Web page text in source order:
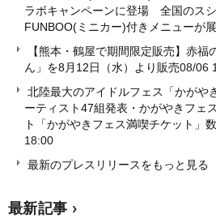
ラボキャンペーンに登場 全国のス
FUNBOO(ミニカー)付きメニューが
【熊本・鶴屋で期間限定販売】赤
ん」を8月12日（水）より販売08/06
北陸最大のアイドルフェス「かがや
ーティスト47組発表・かがやきフェ
ト「かがやきフェス満喫チケット」
18:00
最新のプレスリリースをもっと見る
最新記事